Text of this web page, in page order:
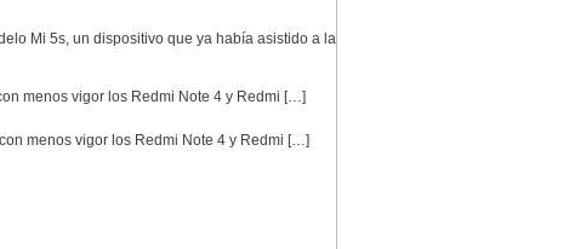
Mi 5s, un dispositivo que ya había asistido a la
menos vigor los Redmi Note 4 y Redmi […]
menos vigor los Redmi Note 4 y Redmi […]